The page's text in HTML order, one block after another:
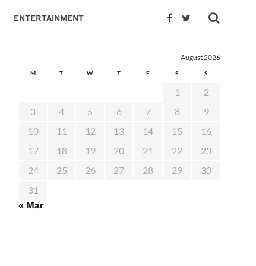
ENTERTAINMENT
August 2026
M T W T F S S
1
2
3
4 5 6 7 8
9
10
11 12 13 14 15
16
17
18 19 20 21 22
23
24
25 26 27 28 29
30
31
« Mar